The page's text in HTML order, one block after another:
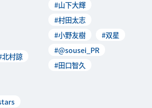
北村諒
#山下大輝
#村田太志
#小野友樹
#双星
#@sousei_PR
#田口智久